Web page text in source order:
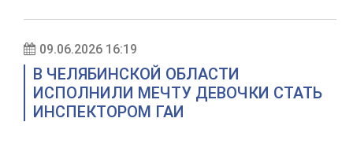
09.06.2026 16:19
В ЧЕЛЯБИНСКОЙ ОБЛАСТИ
ИСПОЛНИЛИ МЕЧТУ ДЕВОЧКИ СТАТЬ
ИНСПЕКТОРОМ ГАИ